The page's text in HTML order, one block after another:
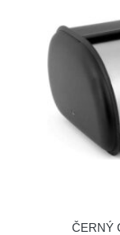
ČERNÝ